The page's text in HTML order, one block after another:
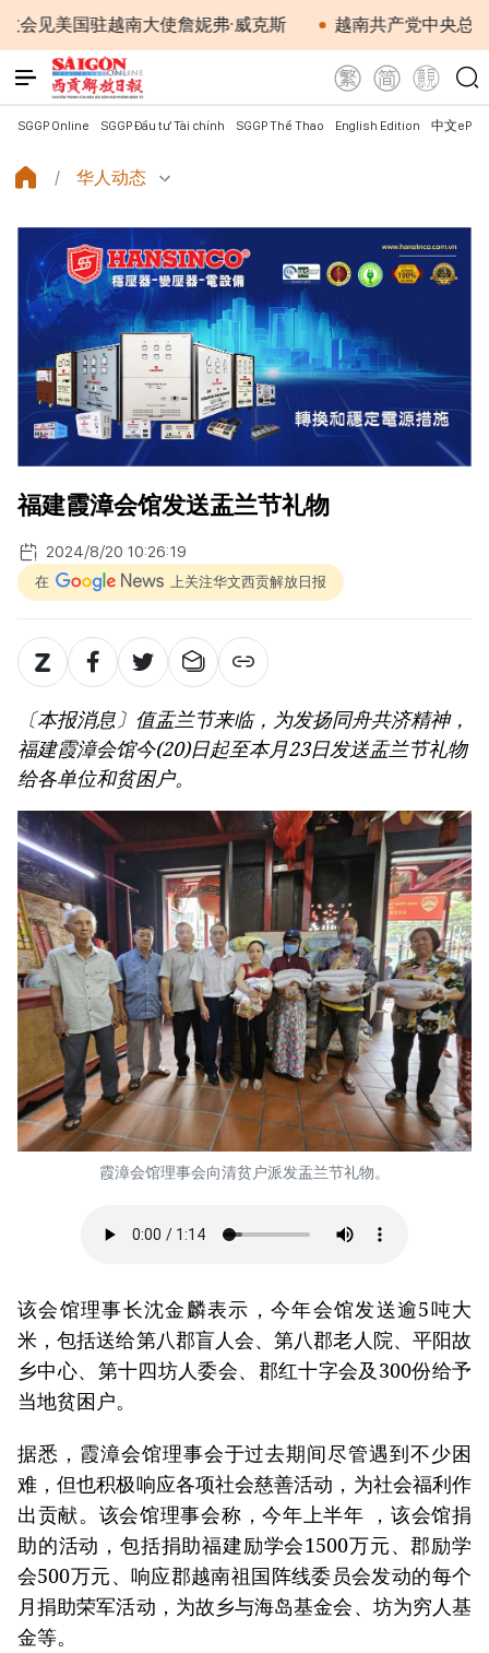
国驻越南大使詹妮弗·威克斯 越南共产党中央总书记、
SGGP Online SGGP Đầu tư Tài chính SGGP Thể Thao English Edition 中文
华人动态
福建霞漳会馆发送盂兰节礼物
2024/8/20 10:26:19
在 上关注华文西贡解放日报
〔本报消息〕值盂兰节来临，为发扬同舟共济精神，
福建霞漳会馆今(20)日起至本月23日发送盂兰节礼物
给各单位和贫困户。
霞漳会馆理事会向清贫户派发盂兰节礼物。
该会馆理事长沈金麟表示，今年会馆发送逾5吨大
米，包括送给第八郡盲人会、第八郡老人院、平阳故
乡中心、第十四坊人委会、郡红十字会及300份给予
当地贫困户。
据悉，霞漳会馆理事会于过去期间尽管遇到不少困
难，但也积极响应各项社会慈善活动，为社会福利作
出贡献。该会馆理事会称，今年上半年 ，该会馆捐
助的活动，包括捐助福建励学会1500万元、郡励学
会500万元、响应郡越南祖国阵线委员会发动的每个
月捐助荣军活动，为故乡与海岛基金会、坊为穷人基
金等。